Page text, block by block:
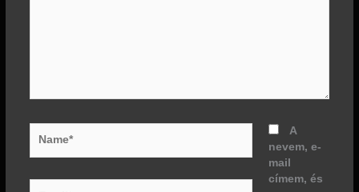
A
nevem, e-
mail
címem, és